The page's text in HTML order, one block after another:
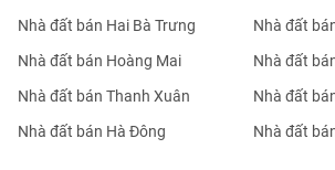
Nhà đất bán Hai Bà Trưng
Nhà đất bán Hoàng Mai
Nhà đất bán Thanh Xuân
Nhà đất bán Hà Đông
Nhà đất
Nhà đất
Nhà đất
Nhà đất